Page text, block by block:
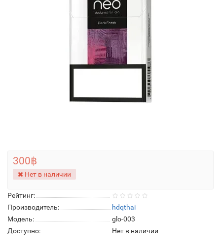
Рейтинг:
Производитель:
hdqthai
Модель:
glo-003
Доступно:
Нет в наличии
300฿
Нет в наличии